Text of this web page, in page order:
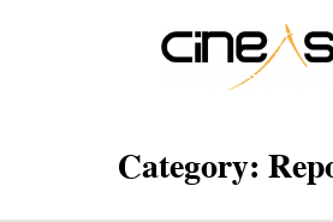
Category: